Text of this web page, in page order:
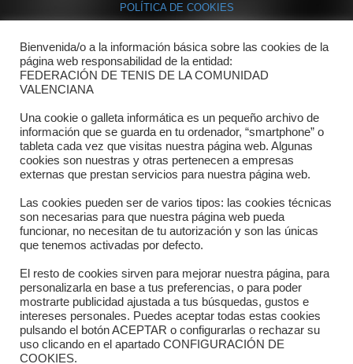
POLÍTICA DE COOKIES
Contacto
Dónde estamos
Directorio departamentos
Horario
Formulario de contacto
Copyright © 2025 FTCV
Bienvenida/o a la información básica sobre las cookies de la
página web responsabilidad de la entidad:
FEDERACIÓN DE TENIS DE LA COMUNIDAD
VALENCIANA
Una cookie o galleta informática es un pequeño archivo de
información que se guarda en tu ordenador, “smartphone” o
tableta cada vez que visitas nuestra página web. Algunas
cookies son nuestras y otras pertenecen a empresas
externas que prestan servicios para nuestra página web.
Las cookies pueden ser de varios tipos: las cookies técnicas
son necesarias para que nuestra página web pueda
funcionar, no necesitan de tu autorización y son las únicas
que tenemos activadas por defecto.
El resto de cookies sirven para mejorar nuestra página, para
personalizarla en base a tus preferencias, o para poder
mostrarte publicidad ajustada a tus búsquedas, gustos e
intereses personales. Puedes aceptar todas estas cookies
pulsando el botón ACEPTAR o configurarlas o rechazar su
uso clicando en el apartado CONFIGURACIÓN DE
COOKIES.